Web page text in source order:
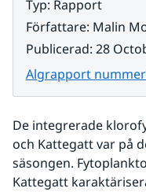
Typ: Rapport
Författare: Malin
Publicerad: 28
Algrapport nummer
De integrerade
och Kattegatt var på
säsongen.
Kattegatt